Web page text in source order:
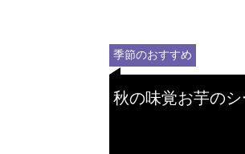
季節のおすすめ
秋の味覚お芋の